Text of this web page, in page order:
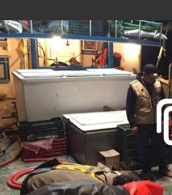
s
d
e
c
o
p
a
r
t
i
r